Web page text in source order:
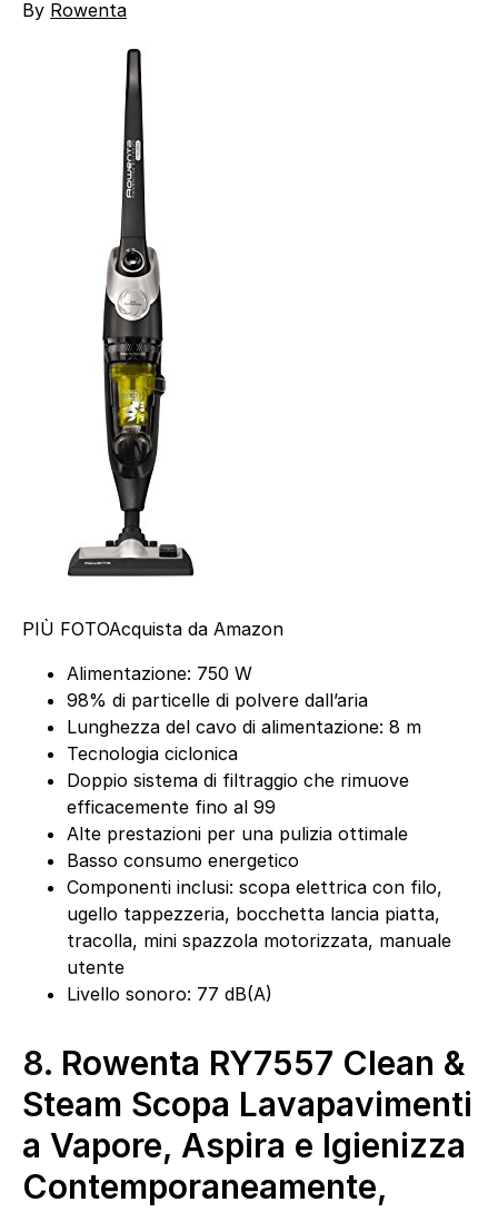
By Rowenta
PIÙ FOTOAcquista da Amazon
Alimentazione: 750 W
98% di particelle di polvere dall’aria
Lunghezza del cavo di alimentazione: 8 m
Tecnologia ciclonica
Doppio sistema di filtraggio che rimuove
efficacemente fino al 99
Alte prestazioni per una pulizia ottimale
Basso consumo energetico
Componenti inclusi: scopa elettrica con filo,
ugello tappezzeria, bocchetta lancia piatta,
tracolla, mini spazzola motorizzata, manuale
utente
Livello sonoro: 77 dB(A)
8. Rowenta RY7557 Clean &
Steam Scopa Lavapavimenti
a Vapore, Aspira e Igienizza
Contemporaneamente,